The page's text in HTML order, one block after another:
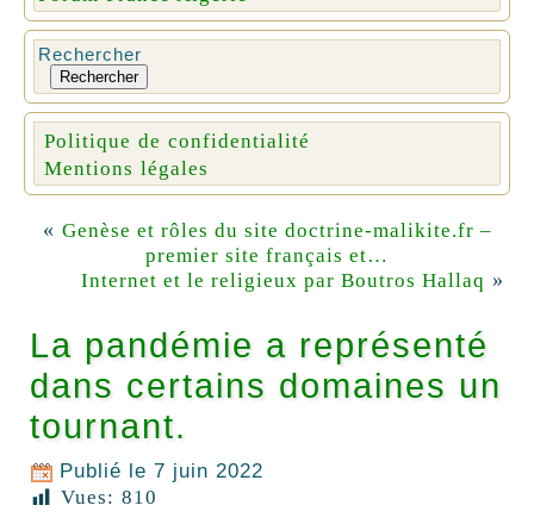
Rechercher
Rechercher
Politique de confidentialité
Mentions légales
« Genèse et rôles du site doctrine-malikite.fr –
premier site français et…
Internet et le religieux par Boutros Hallaq »
La pandémie a représenté
dans certains domaines un
tournant.
Publié le 7 juin 2022
Vues: 810